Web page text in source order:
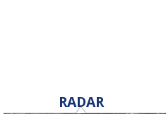
RADAR